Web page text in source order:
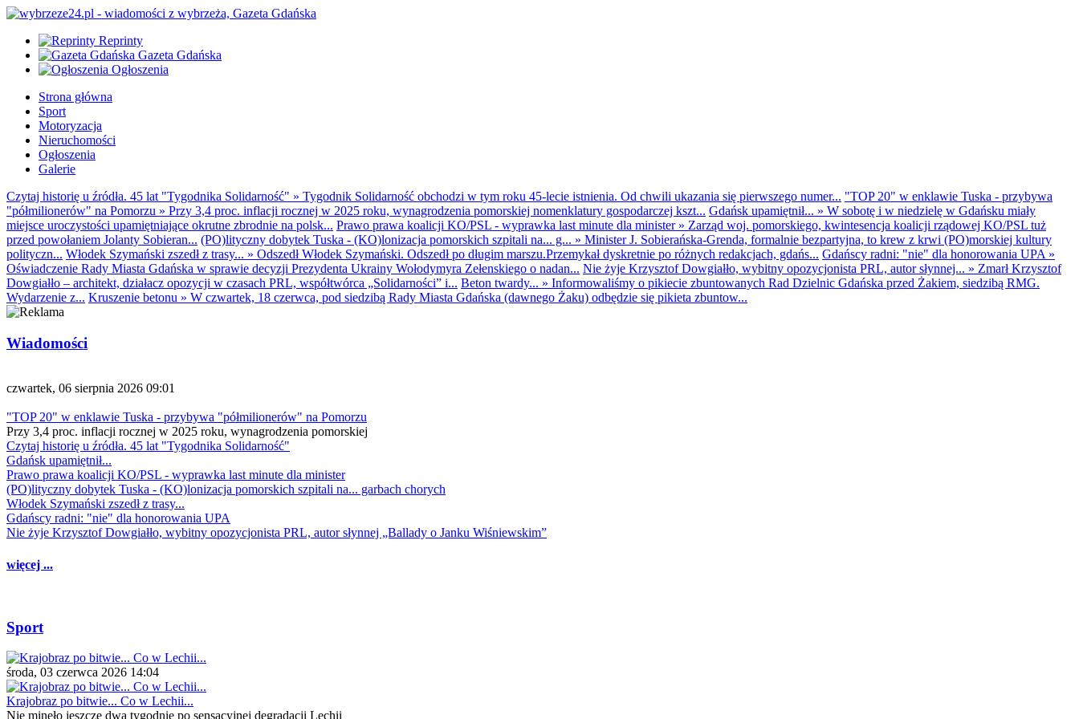
Reprinty
Gazeta Gdańska
Ogłoszenia
Strona główna
Sport
Motoryzacja
Nieruchomości
Ogłoszenia
Galerie
Czytaj historię u źródła. 45 lat "Tygodnika Solidarność" » Tygodnik Solidarność obchodzi w tym roku 45-lecie istnienia. Od chwili ukazania się pierwszego numer... "TOP 20" w enklawie Tuska - przybywa
"półmilionerów" na Pomorzu » Przy 3,4 proc. inflacji rocznej w 2025 roku, wynagrodzenia pomorskiej nomenklatury gospodarczej kszt... Gdańsk upamiętnił... » W sobotę i w niedzielę w Gdańsku miały
miejsce uroczystości upamiętniające okrutne zbrodnie na polsk... Prawo prawa koalicji KO/PSL - wyprawka last minute dla minister» Zarząd woj. pomorskiego, kwintesencja koalicji rządowej KO/PSL tuż
przed powołaniem Jolanty Sobieran... (PO)lityczny dobytek Tuska - (KO)lonizacja pomorskich szpitali na... g... » Minister J. Sobierańska-Grenda, formalnie bezpartyjna, to krew z krwi (PO)morskiej kultury
polityczn... Włodek Szymański zszedł z trasy... » Odszedł Włodek Szymański. Odszedł po długim marszu.Przemykał dyskretnie po różnych redakcjach, gdańs... Gdańscy radni: "nie" dla honorowania UPA »
Oświadczenie Rady Miasta Gdańska w sprawie decyzji Prezydenta Ukrainy Wołodymyra Zełenskiego o nadan... Nie żyje Krzysztof Dowgiałło, wybitny opozycjonista PRL, autor słynnej... » Zmarł Krzysztof
Dowgiałło – architekt, działacz opozycji w czasach PRL, współtwórca „Solidarności” i... Beton twardy... » Informowaliśmy o pikiecie zbuntowanych Rad Dzielnic Gdańska przed Żakiem, siedzibą RMG.
Wydarzenie z... Kruszenie betonu » W czwartek, 18 czerwca, pod siedzibą Rady Miasta Gdańska (dawnego Żaku) odbędzie się pikieta zbuntow...
Wiadomości
czwartek, 06 sierpnia 2026 09:01
"TOP 20" w enklawie Tuska - przybywa "półmilionerów" na Pomorzu
Przy 3,4 proc. inflacji rocznej w 2025 roku, wynagrodzenia pomorskiej
Czytaj historię u źródła. 45 lat "Tygodnika Solidarność"
Gdańsk upamiętnił...
Prawo prawa koalicji KO/PSL - wyprawka last minute dla minister
(PO)lityczny dobytek Tuska - (KO)lonizacja pomorskich szpitali na... garbach chorych
Włodek Szymański zszedł z trasy...
Gdańscy radni: "nie" dla honorowania UPA
Nie żyje Krzysztof Dowgiałło, wybitny opozycjonista PRL, autor słynnej „Ballady o Janku Wiśniewskim”
więcej ...
Sport
środa, 03 czerwca 2026 14:04
Krajobraz po bitwie... Co w Lechii...
Nie minęło jeszcze dwa tygodnie po sensacyjnej degradacji Lechii